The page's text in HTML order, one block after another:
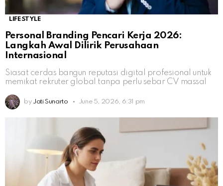
LIFESTYLE
Personal Branding Pencari Kerja 2026:
Langkah Awal Dilirik Perusahaan
Internasional
Siasat cerdas bangun reputasi digital profesional untuk
memikat rekruter global tanpa perlu sebar CV massal
by Jati Sunarto June 5, 2026, 6:31 pm